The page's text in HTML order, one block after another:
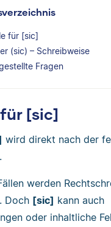
für [sic]
(sic) – Schreibweise
Fragen
[sic]
wird direkt nach der
werden
Doch [sic] kann auch
oder inhaltliche